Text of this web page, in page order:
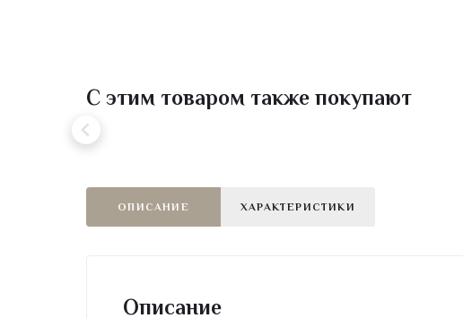
С этим товаром также покупают
ОПИСАНИЕ ХАРАКТЕРИСТИКИ
Описание